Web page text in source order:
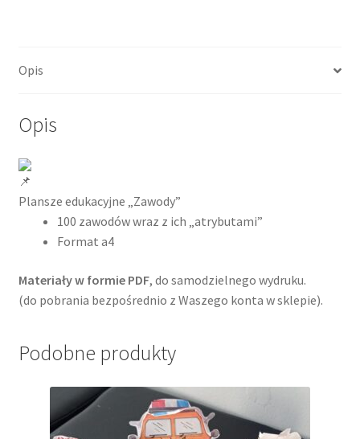
Opis
Opis
Plansze edukacyjne „Zawody”
100 zawodów wraz z ich „atrybutami”
Format a4
Materiały w formie PDF, do samodzielnego wydruku.
(do pobrania bezpośrednio z Waszego konta w sklepie).
Podobne produkty